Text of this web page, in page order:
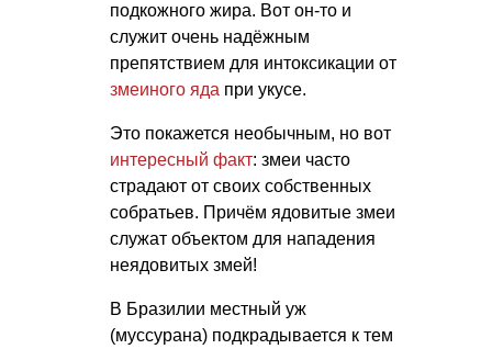
подкожного жира. Вот он-то и
служит очень надёжным
препятствием для интоксикации от
змеиного яда при укусе.
Это покажется необычным, но вот
интересный факт: змеи часто
страдают от своих собственных
собратьев. Причём ядовитые змеи
служат объектом для нападения
неядовитых змей!
В Бразилии местный уж
(муссурана) подкрадывается к тем